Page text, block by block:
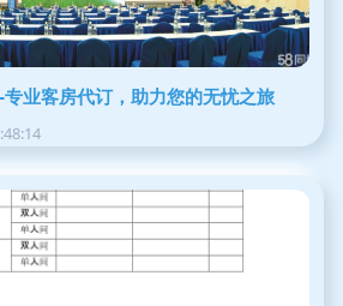
业客房代订，助力您的无忧之旅